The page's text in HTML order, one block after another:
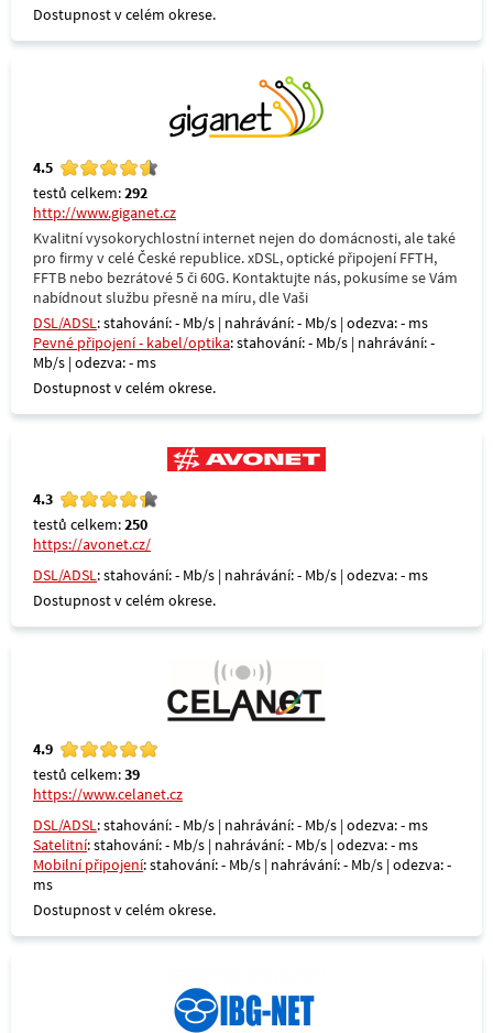
Dostupnost v celém okrese.
4.5
testů celkem:292
http://www.giganet.cz
Kvalitní vysokorychlostní internet nejen do domácnosti, ale také
pro firmy v celé České republice. xDSL, optické připojení FFTH,
FFTB nebo bezrátové 5 či 60G. Kontaktujte nás, pokusíme se Vám
nabídnout službu přesně na míru, dle Vaši
DSL/ADSL: stahování: - Mb/s | nahrávání: - Mb/s | odezva: - ms
Pevné připojení - kabel/optika: stahování: - Mb/s | nahrávání: -
Mb/s | odezva: - ms
Dostupnost v celém okrese.
4.3
testů celkem:250
https://avonet.cz/
DSL/ADSL: stahování: - Mb/s | nahrávání: - Mb/s | odezva: - ms
Dostupnost v celém okrese.
4.9
testů celkem:39
https://www.celanet.cz
DSL/ADSL: stahování: - Mb/s | nahrávání: - Mb/s | odezva: - ms
Satelitní: stahování: - Mb/s | nahrávání: - Mb/s | odezva: - ms
Mobilní připojení: stahování: - Mb/s | nahrávání: - Mb/s | odezva: -
ms
Dostupnost v celém okrese.